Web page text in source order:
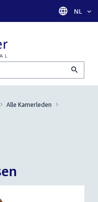
Taal
NL
Alle Kamerleden